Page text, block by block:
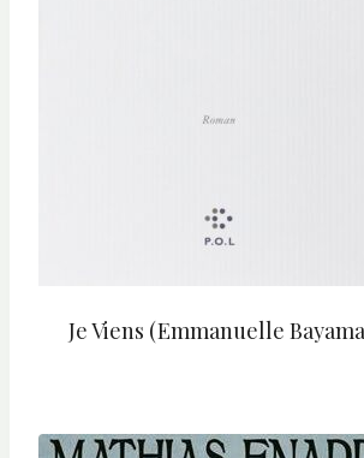
Je Viens (Emmanuelle